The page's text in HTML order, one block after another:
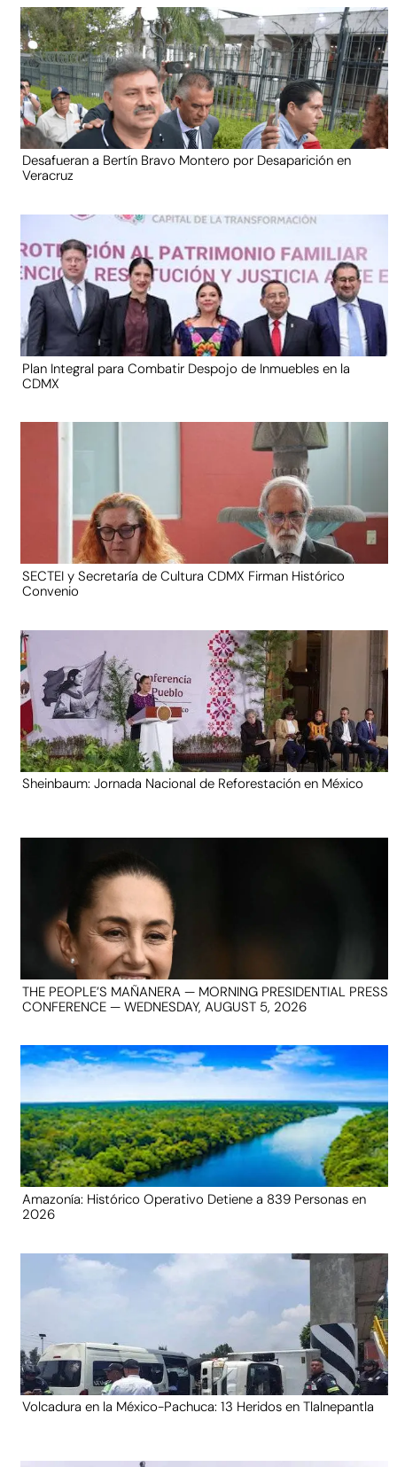
Desafueran a Bertín Bravo Montero por Desaparición en
Veracruz
Plan Integral para Combatir Despojo de Inmuebles en la
CDMX
SECTEI y Secretaría de Cultura CDMX Firman Histórico
Convenio
Sheinbaum: Jornada Nacional de Reforestación en México
THE PEOPLE’S MAÑANERA — MORNING PRESIDENTIAL PRESS
CONFERENCE — WEDNESDAY, AUGUST 5, 2026
Amazonía: Histórico Operativo Detiene a 839 Personas en
2026
Volcadura en la México-Pachuca: 13 Heridos en Tlalnepantla